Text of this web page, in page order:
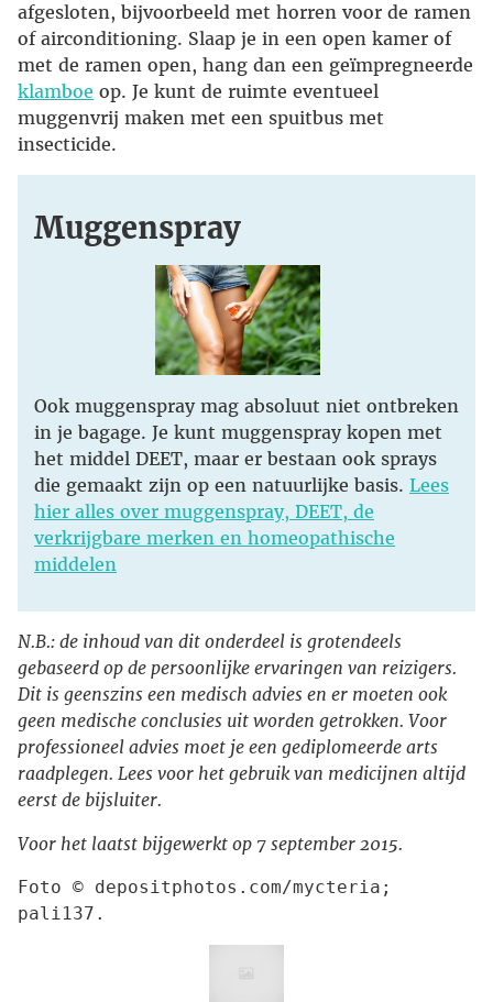
afgesloten, bijvoorbeeld met horren voor de ramen
of airconditioning. Slaap je in een open kamer of
met de ramen open, hang dan een geïmpregneerde
klamboe op. Je kunt de ruimte eventueel
muggenvrij maken met een spuitbus met
insecticide.
Muggenspray
Ook muggenspray mag absoluut niet ontbreken
in je bagage. Je kunt muggenspray kopen met
het middel DEET, maar er bestaan ook sprays
die gemaakt zijn op een natuurlijke basis. Lees
hier alles over muggenspray, DEET, de
verkrijgbare merken en homeopathische
middelen
N.B.: de inhoud van dit onderdeel is grotendeels
gebaseerd op de persoonlijke ervaringen van reizigers.
Dit is geenszins een medisch advies en er moeten ook
geen medische conclusies uit worden getrokken. Voor
professioneel advies moet je een gediplomeerde arts
raadplegen. Lees voor het gebruik van medicijnen altijd
eerst de bijsluiter.
Voor het laatst bijgewerkt op 7 september 2015.
Foto © depositphotos.com/mycteria;
pali137.